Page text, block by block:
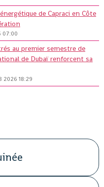
de Capraci en Côte
07:00
au premier semestre de
de Dubaï renforcent sa
2026 18:29